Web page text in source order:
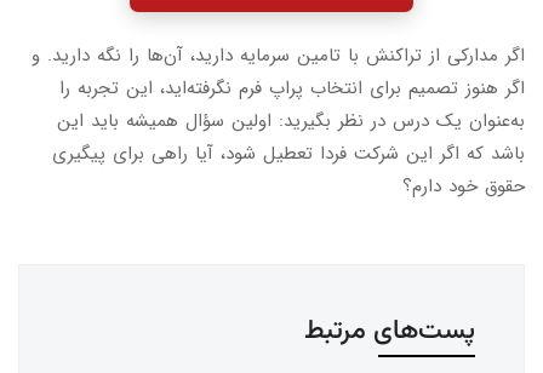
اگر مدارکی از تراکنش با تامین سرمایه دارید، آن‌ها را نگه دارید. و
اگر هنوز تصمیم برای انتخاب پراپ فرم نگرفته‌اید، این تجربه را
به‌عنوان یک درس در نظر بگیرید: اولین سؤال همیشه باید این
باشد که اگر این شرکت فردا تعطیل شود، آیا راهی برای پیگیری
حقوق خود دارم؟
پست‌های مرتبط